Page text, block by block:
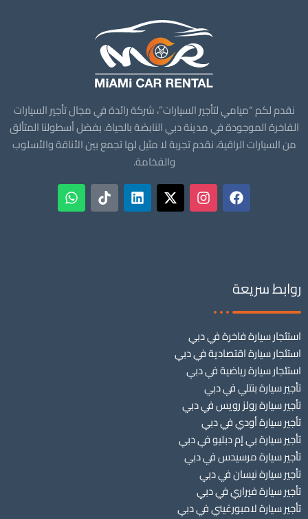
نقدم لكم “ميامي لتأجير السيارات”، شركة رائدة في مجال تأجير السيارات
الفاخرة الموجودة في مدينة دبي النابضة بالحياة. بفضل أسطولنا المتألق
من السيارات الراقية، نقدم تجربة لا مثيل لها تجمع بين الأناقة والأسلوب
والفخامة.
روابط سريعة
استئجار سيارة فاخرة في دبي
استئجار سيارة اقتصادية في دبي
استئجار سيارة رياضية في دبي
تأجير سيارة بنتلي في دبي
تأجير سيارة رولز رويس في دبي
تأجير سيارة أودي في دبي
تأجير سيارة بي إم دبليو في دبي
تأجير سيارة مرسيدس في دبي
تأجير سيارة نيسان في دبي
تأجير سيارة فيراري في دبي
تأجير سيارة لامبورغيني في دبي